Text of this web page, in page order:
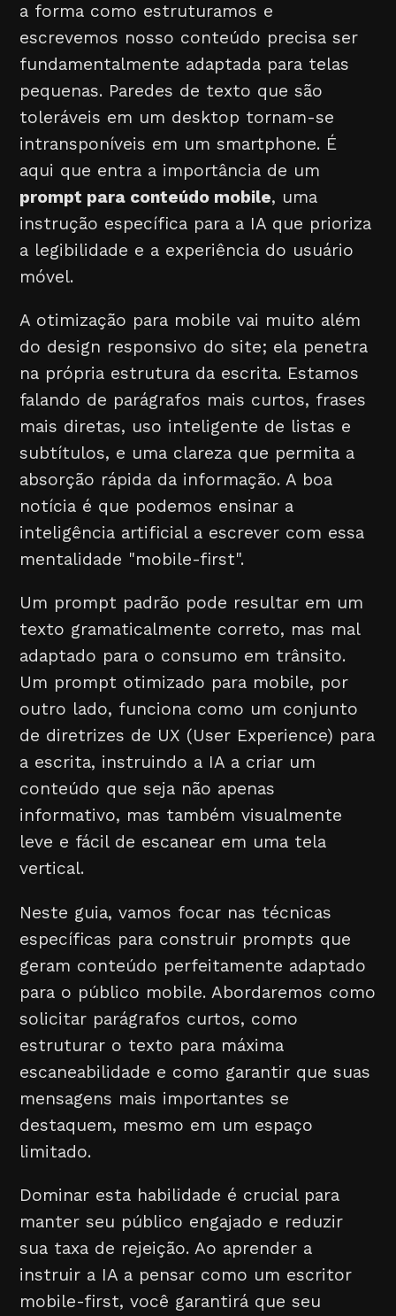
a forma como estruturamos e
escrevemos nosso conteúdo precisa ser
fundamentalmente adaptada para telas
pequenas. Paredes de texto que são
toleráveis em um desktop tornam-se
intransponíveis em um smartphone. É
aqui que entra a importância de um
prompt para conteúdo mobile, uma
instrução específica para a IA que prioriza
a legibilidade e a experiência do usuário
móvel.
A otimização para mobile vai muito além
do design responsivo do site; ela penetra
na própria estrutura da escrita. Estamos
falando de parágrafos mais curtos, frases
mais diretas, uso inteligente de listas e
subtítulos, e uma clareza que permita a
absorção rápida da informação. A boa
notícia é que podemos ensinar a
inteligência artificial a escrever com essa
mentalidade "mobile-first".
Um prompt padrão pode resultar em um
texto gramaticalmente correto, mas mal
adaptado para o consumo em trânsito.
Um prompt otimizado para mobile, por
outro lado, funciona como um conjunto
de diretrizes de UX (User Experience) para
a escrita, instruindo a IA a criar um
conteúdo que seja não apenas
informativo, mas também visualmente
leve e fácil de escanear em uma tela
vertical.
Neste guia, vamos focar nas técnicas
específicas para construir prompts que
geram conteúdo perfeitamente adaptado
para o público mobile. Abordaremos como
solicitar parágrafos curtos, como
estruturar o texto para máxima
escaneabilidade e como garantir que suas
mensagens mais importantes se
destaquem, mesmo em um espaço
limitado.
Dominar esta habilidade é crucial para
manter seu público engajado e reduzir
sua taxa de rejeição. Ao aprender a
instruir a IA a pensar como um escritor
mobile-first, você garantirá que seu